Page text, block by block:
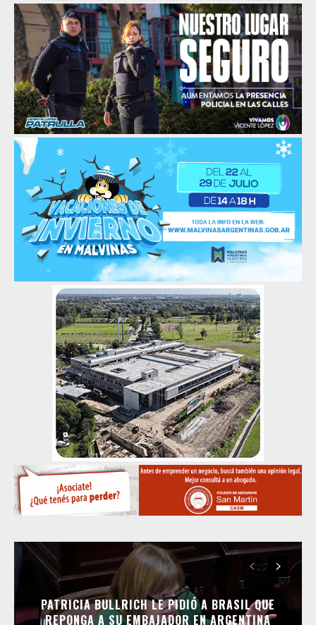
PATRICIA BULLRICH LE PIDIÓ A BRASIL QUE
REPONGA A SU EMBAJADOR EN ARGENTINA